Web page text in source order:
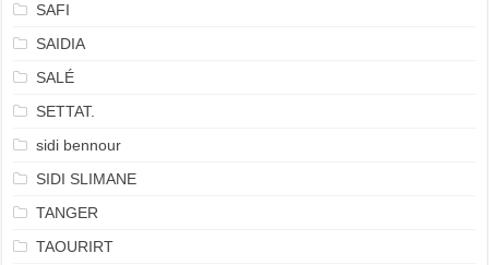
SAFI
SAIDIA
SALÉ
SETTAT.
sidi bennour
SIDI SLIMANE
TANGER
TAOURIRT